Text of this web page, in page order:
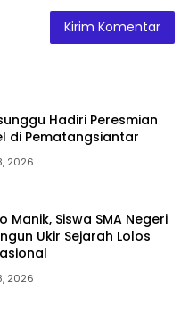
Hadiri Peresmian
di Pematangsiantar
2026
Manik, Siswa SMA Negeri
Ukir Sejarah Lolos
2026